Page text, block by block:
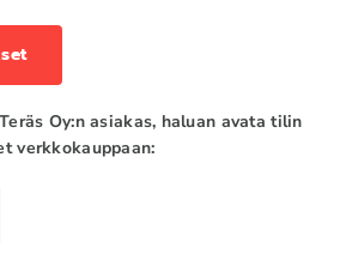
Oy:n asiakas, haluan avata tilin
verkkokauppaan: